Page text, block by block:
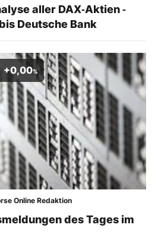
aller DAX‑Aktien ‑
Deutsche Bank
+0,00%
Online Redaktion
des Tages im